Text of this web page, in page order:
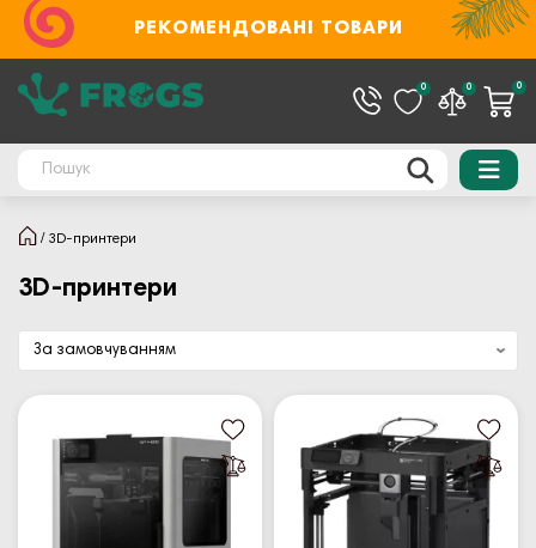
РЕКОМЕНДОВАНІ ТОВАРИ
0 0 0
3D-принтери
3D-принтери